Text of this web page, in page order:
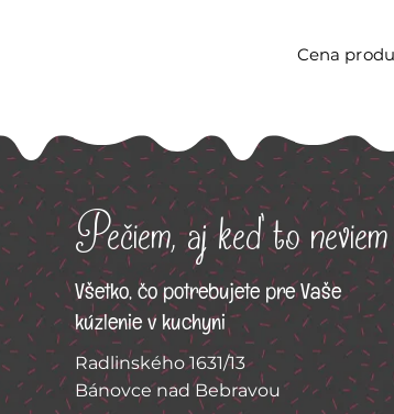
Cena
Pečiem, aj keď to neviem
Všetko, čo potrebujete pre Vaše
kúzlenie v kuchyni
Radlinského 1631/13
Bánovce nad Bebravou